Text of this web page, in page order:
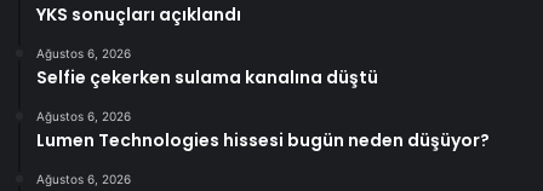
YKS sonuçları açıklandı
Ağustos 6, 2026
Selfie çekerken sulama kanalına düştü
Ağustos 6, 2026
Lumen Technologies hissesi bugün neden düşüyor?
Ağustos 6, 2026